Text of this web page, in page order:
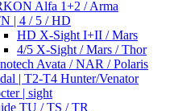
Alfa 1+2 / Arma
| 4 / 5 / HD
HD X-Sight I+II / Mars
4/5 X-Sight / Mars / Thor
Avata / NAR / Polaris
| T2-T4 Hunter/Venator
| sight
TU / TS / TR